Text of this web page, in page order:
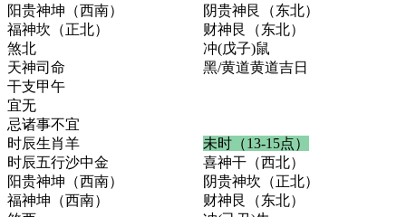
阳贵神坤（西南） 阴贵神 艮（东北）
福神坎（正北） 财神 艮（东北）
煞北 冲(戊子)鼠
天神司命 黑/黄道黄道吉日
干支甲午
宜无
忌诸事不宜
未时（13-15点）
时辰生肖羊
时辰五行沙中金 喜神干（西北）
阳贵神坤（西南） 阴贵神坎（正北）
福神坤（西南） 财神 艮（东北）